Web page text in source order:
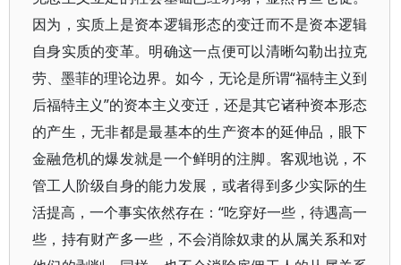
因为，实质上是资本逻辑形态的变迁而不是资本逻辑
自身实质的变革。明确这一点便可以清晰勾勒出拉克
劳、墨菲的理论边界。如今，无论是所谓“福特主义到
后福特主义”的资本主义变迁，还是其它诸种资本形态
的产生，无非都是最基本的生产资本的延伸品，眼下
金融危机的爆发就是一个鲜明的注脚。客观地说，不
管工人阶级自身的能力发展，或者得到多少实际的生
活提高，一个事实依然存在：“吃穿好一些，待遇高一
些，持有财产多一些，不会消除奴隶的从属关系和对